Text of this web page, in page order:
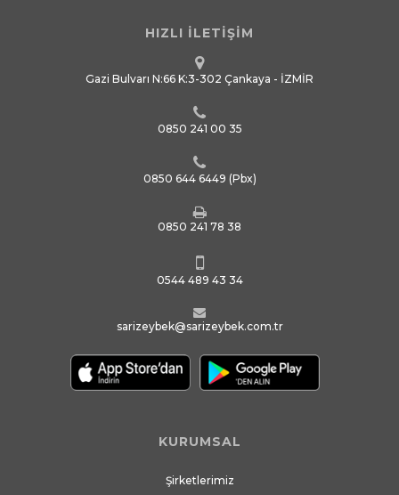
HIZLI İLETİŞİM
Gazi Bulvarı N:66 K:3-302 Çankaya - İZMİR
0850 241 00 35
0850 644 6449 (Pbx)
0850 241 78 38
0544 489 43 34
sarizeybek@sarizeybek.com.tr
KURUMSAL
Şirketlerimiz